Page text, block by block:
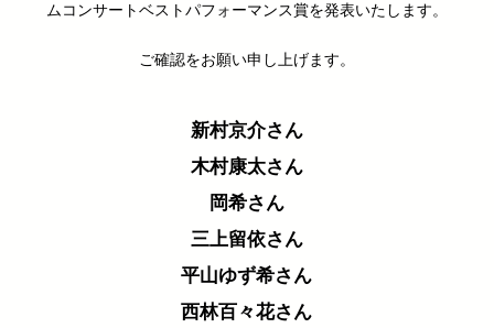
ムコンサートベストパフォーマンス賞を発表いたします。
ご確認をお願い申し上げます。
新村京介さん
木村康太さん
岡希さん
三上留依さん
平山ゆず希さん
西林百々花さん